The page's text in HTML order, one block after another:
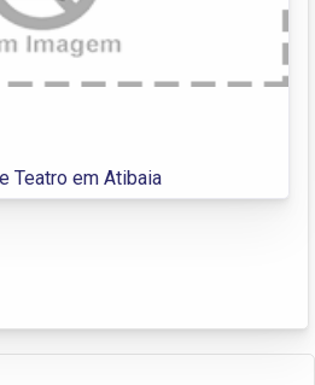
Teatro em Atibaia